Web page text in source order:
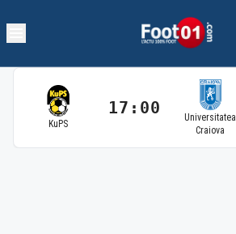
KuPS
17:00
Universitatea
Craiova